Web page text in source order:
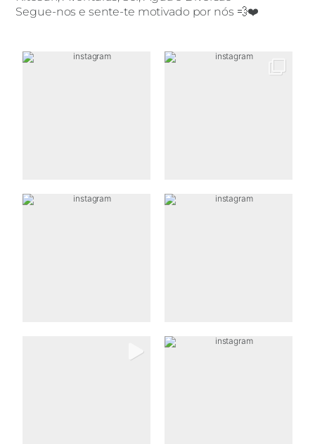
Segue-nos e sente-te motivado por nós 💨❤️